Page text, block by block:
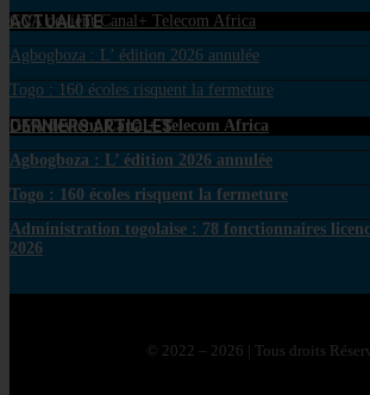
ACTUALITE
GVA devient Canal+ Telecom Africa
Agbogboza : L’ édition 2026 annulée
Togo : 160 écoles risquent la fermeture
DERNIERS ARTICLES
GVA devient Canal+ Telecom Africa
Agbogboza : L’ édition 2026 annulée
Togo : 160 écoles risquent la fermeture
Administration togolaise : 78 fonctionnaires
2026
© 2022 – 2026 | Tous droits